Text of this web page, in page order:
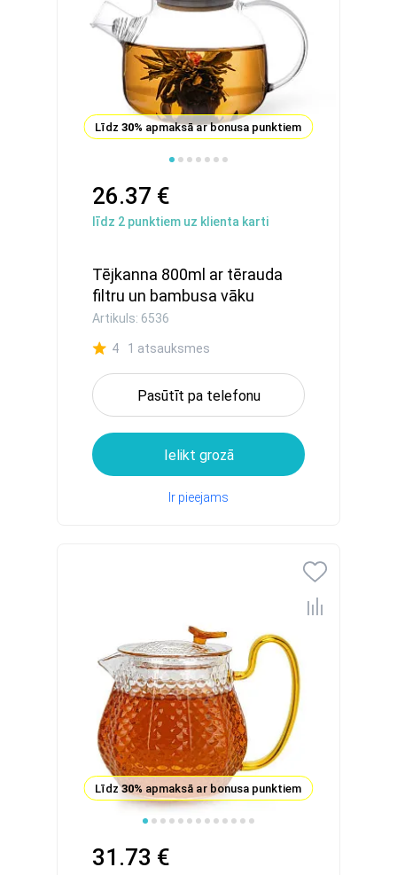
Līdz 30% apmaksā ar bonusa punktiem
26.37 €
līdz 2 punktiem uz klienta karti
Tējkanna 800ml ar tērauda
filtru un bambusa vāku
Artikuls: 6536
4 1 atsauksmes
Pasūtīt pa telefonu
Ielikt grozā
Ir pieejams
Līdz30% apmaksā ar bonusa punktiem
31.73 €